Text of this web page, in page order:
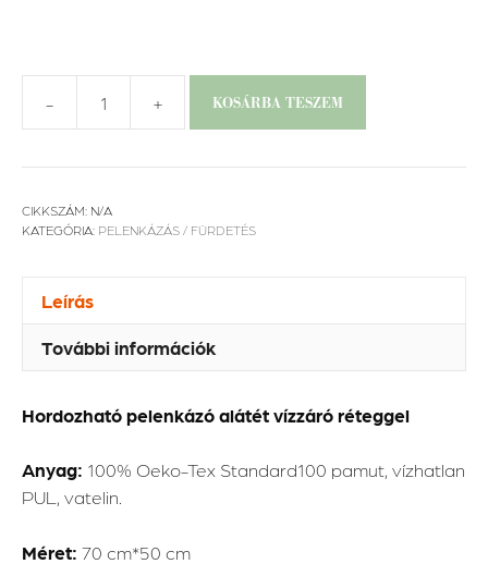
-
Hordozható
alátét
+ KOSÁRBA TESZEM
CIKKSZÁM: N/A
KATEGÓRIA: PELENKÁZÁS / FÜRDETÉS
Leírás
További információk
Hordozható pelenkázó alátét vízzáró réteggel
Anyag: 100% Oeko-Tex Standard100 pamut, vízhatlan
PUL, vatelin.
Méret: 70 cm*50 cm